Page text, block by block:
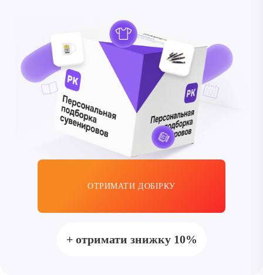
ОТРИМАТИ ДОБІРКУ
+ отримати знижку 10%